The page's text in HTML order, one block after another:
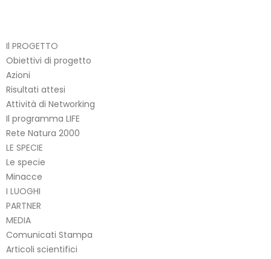
Il PROGETTO
Obiettivi di progetto
Azioni
Risultati attesi
Attività di Networking
Il programma LIFE
Rete Natura 2000
LE SPECIE
Le specie
Minacce
I LUOGHI
PARTNER
MEDIA
Comunicati Stampa
Articoli scientifici